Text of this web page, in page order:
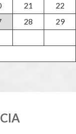
21
22
28
29